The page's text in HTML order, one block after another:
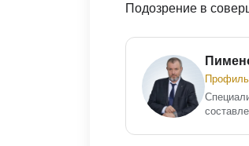
Подозрение в